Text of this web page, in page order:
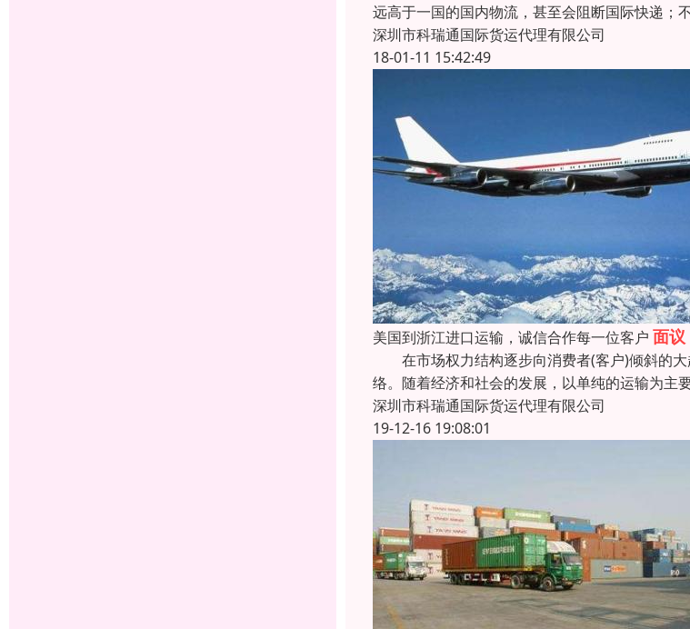
远高于一国的国内物流，甚至会阻断国际快递；
深圳市科瑞通国际货运代理有限公司
18-01-11 15:42:49
美国到浙江进口运输，诚信合作每一位客户 面议
在市场权力结构逐步向消费者(客户)倾斜的大
络。随着经济和社会的发展，以单纯的运输为主
深圳市科瑞通国际货运代理有限公司
19-12-16 19:08:01